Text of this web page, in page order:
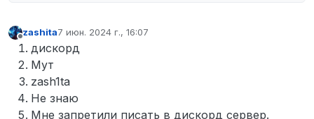
Не в сети
zashita7 июн. 2024 г., 16:07
отредактировано
дискорд
Мут
zash1ta
Не знаю
Мне запретили писать в дискорд сервер.